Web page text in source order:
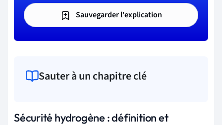
Sauvegarder l'explication
Sauter à un chapitre clé
Sécurité hydrogène : définition et